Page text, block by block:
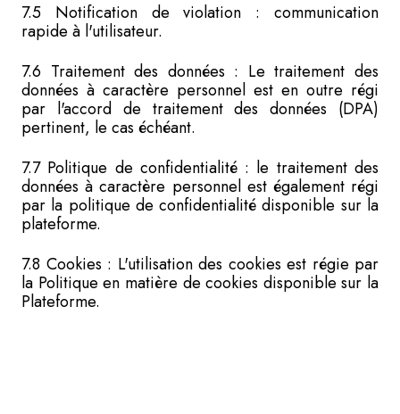
7.5 Notification de violation : communication
rapide à l'utilisateur.
7.6 Traitement des données : Le traitement des
données à caractère personnel est en outre régi
par l'accord de traitement des données (DPA)
pertinent, le cas échéant.
7.7 Politique de confidentialité : le traitement des
données à caractère personnel est également régi
par la politique de confidentialité disponible sur la
plateforme.
7.8 Cookies : L'utilisation des cookies est régie par
la Politique en matière de cookies disponible sur la
Plateforme.